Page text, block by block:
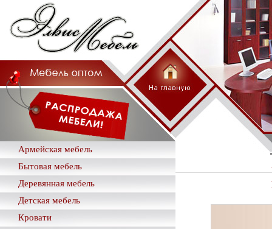
Армейская мебель
Бытовая мебель
Деревянная мебель
Детская мебель
Кровати